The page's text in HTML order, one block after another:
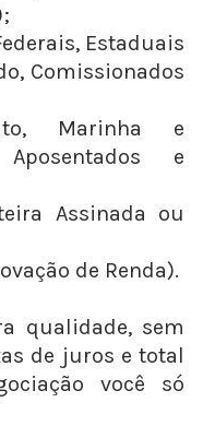
Estaduais
Comissionados
Marinha e
e
Assinada ou
de Renda).
qualidade, sem
de juros e total
você só